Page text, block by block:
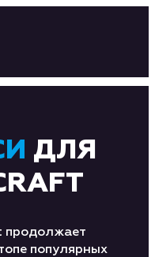
ДЛЯ
продолжает
популярных